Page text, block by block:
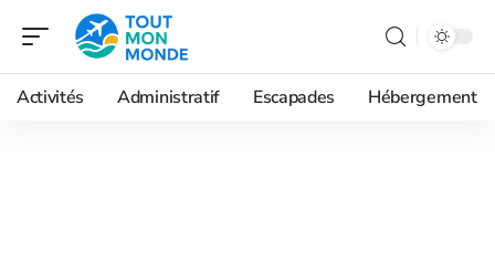
Activités Administratif Escapades Hébergement